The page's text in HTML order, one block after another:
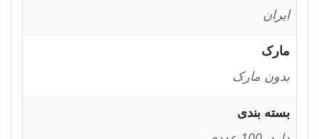
ایران
مارک
بدون مارک
بسته بندی